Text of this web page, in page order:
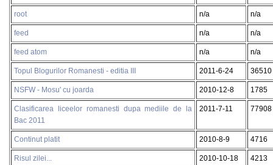
root n/a n/a
feed n/a n/a
feed atom n/a n/a
Topul Blogurilor Romanesti - editia III 2011-6-24 36510
NSFW - Mosu' cu joarda 2010-12-8 1785
Clasificarea liceelor romanesti dupa mediile de la
Bac 2011
2011-7-11 77908
Continut platit 2010-8-9 4716
Risul zilei... 2010-10-18 4213